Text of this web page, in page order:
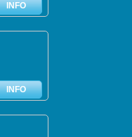
INFO
INFO